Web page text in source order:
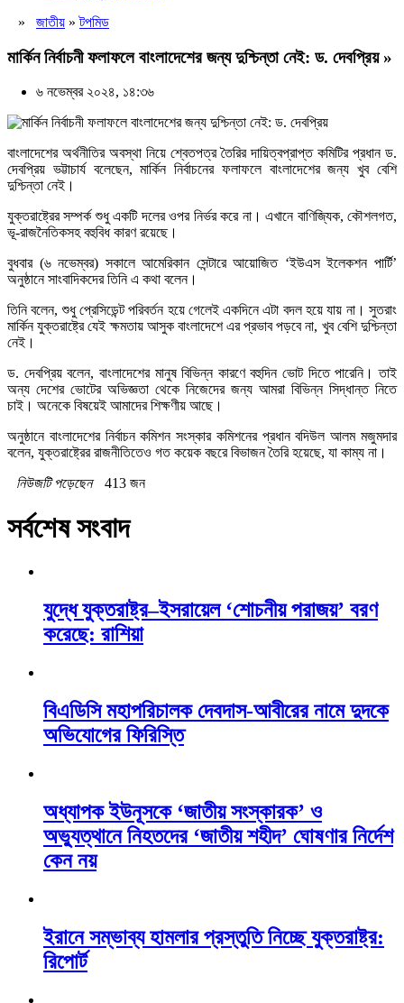
» জাতীয় »টপমিড
মার্কিন নির্বাচনী ফলাফলে বাংলাদেশের জন্য দুশ্চিন্তা নেই: ড. দেবপ্রিয় »
৬ নভেম্বর ২০২৪, ১৪:৩৬
বাংলাদেশের অর্থনীতির অবস্থা নিয়ে শ্বেতপত্র তৈরির দায়িত্বপ্রাপ্ত কমিটির প্রধান ড.
দেবপ্রিয় ভট্টাচার্য বলেছেন, মার্কিন নির্বাচনের ফলাফলে বাংলাদেশের জন্য খুব বেশি
দুশ্চিন্তা নেই।
যুক্তরাষ্ট্রের সম্পর্ক শুধু একটি দলের ওপর নির্ভর করে না। এখানে বাণিজ্যিক, কৌশলগত,
ভূ-রাজনৈতিকসহ বহুবিধ কারণ রয়েছে।
বুধবার (৬ নভেম্বর) সকালে আমেরিকান সেন্টারে আয়োজিত ‘ইউএস ইলেকশন পার্টি’
অনুষ্ঠানে সাংবাদিকদের তিনি এ কথা বলেন।
তিনি বলেন, শুধু প্রেসিডেন্ট পরিবর্তন হয়ে গেলেই একদিনে এটা বদল হয়ে যায় না। সুতরাং
মার্কিন যুক্তরাষ্ট্রে যেই ক্ষমতায় আসুক বাংলাদেশে এর প্রভাব পড়বে না, খুব বেশি দুশ্চিন্তা
নেই।
ড. দেবপ্রিয় বলেন, বাংলাদেশের মানুষ বিভিন্ন কারণে বহুদিন ভোট দিতে পারেনি। তাই
অন্য দেশের ভোটের অভিজ্ঞতা থেকে নিজেদের জন্য আমরা বিভিন্ন সিদ্ধান্ত নিতে
চাই। অনেকে বিষয়েই আমাদের শিক্ষণীয় আছে।
অনুষ্ঠানে বাংলাদেশের নির্বাচন কমিশন সংস্কার কমিশনের প্রধান বদিউল আলম মজুমদার
বলেন, যুক্তরাষ্ট্রের রাজনীতিতেও গত কয়েক বছরে বিভাজন তৈরি হয়েছে, যা কাম্য না।
নিউজটি পড়েছেন
413 জন
সর্বশেষ সংবাদ
যুদ্ধে যুক্তরাষ্ট্র–ইসরায়েল ‘শোচনীয় পরাজয়’ বরণ
করেছে: রাশিয়া
বিএডিসি মহাপরিচালক দেবদাস-আবীরের নামে দুদকে
অভিযোগের ফিরিস্তি
অধ্যাপক ইউনূসকে ‘জাতীয় সংস্কারক’ ও
অভ্যুত্থানে নিহতদের ‘জাতীয় শহীদ’ ঘোষণার নির্দেশ
কেন নয়
ইরানে সম্ভাব্য হামলার প্রস্তুতি নিচ্ছে যুক্তরাষ্ট্র:
রিপোর্ট